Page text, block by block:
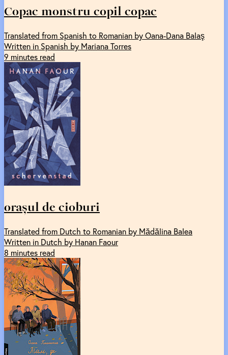
Copac monstru copil copac
Translated from Spanish to Romanian by Oana-Dana Balaş
Written in Spanish by Mariana Torres
9 minutes read
orașul de cioburi
Translated from Dutch to Romanian by Mădălina Balea
Written in Dutch by Hanan Faour
8 minutes read